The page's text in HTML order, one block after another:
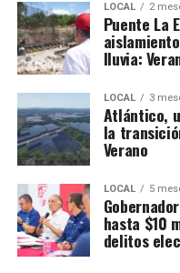
LOCAL 2
Puente La
lluvia:
LOCAL 3
Atlántico,
la
Verano
LOCAL 5
hasta $10
delitos